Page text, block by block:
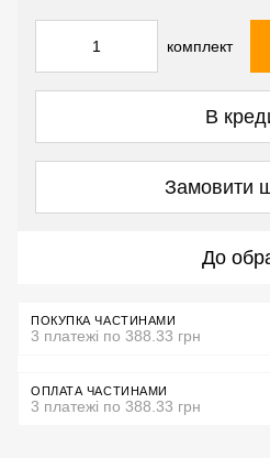
комплект
В
Замовити
До
ПОКУПКА ЧАСТИНАМИ
3 платежі по 388.33 грн
ОПЛАТА ЧАСТИНАМИ
3 платежі по 388.33 грн